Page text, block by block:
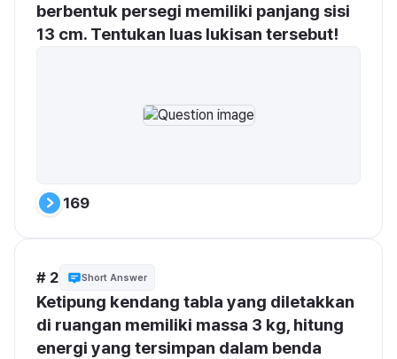
berbentuk persegi memiliki panjang sisi
13 cm. Tentukan luas lukisan tersebut!
169
# 2 Short Answer
Ketipung kendang tabla yang diletakkan
di ruangan memiliki massa 3 kg, hitung
energi yang tersimpan dalam benda